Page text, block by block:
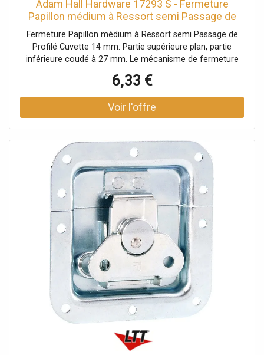
Adam Hall Hardware 17293 S - Fermeture
Papillon médium à Ressort semi Passage de
Profilé - Serrures
Fermeture Papillon médium à Ressort semi Passage de
Profilé Cuvette 14 mm: Partie supérieure plan, partie
inférieure coudé à 27 mm. Le mécanisme de fermeture
est automatiquement guidé vers l'extérieur dans sa
position d'ouverture d'environ 30º. En cas d'exigences
supplémentaires, le crochet de verrouillage peut
également être déplacé vers l'extérieur. Données
Type: Fermetures papillon, Matériau: Acier, Surface:
galvanisé, Ø trous de fixation: 5,1 mm, Verrouillable: Non,
Type cuvette: Semi-profilé, Taille cuvette: moyen,
Profondeur cuvette: 14 mm, Protection par rivets: Non,
avec passage de profilé: Oui, Fonction Push-Flat: Non,
Poids: 0,228 kg
6,33 €